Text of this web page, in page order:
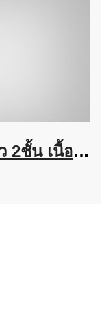
รหัสC7253 ให้เช่าบ้านเดี่ยว 2ชั้น เนื้อที่ประมาณ 100 ตารางวา ย่านถนนนวมินทร์ บ้านตกแต่งพร้อมอยู่